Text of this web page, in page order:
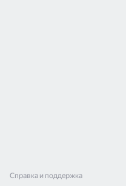
Справка и поддержка